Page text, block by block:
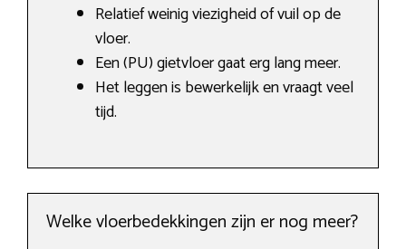
Relatief weinig viezigheid of vuil op de
vloer.
Een (PU) gietvloer gaat erg lang meer.
Het leggen is bewerkelijk en vraagt veel
tijd.
Welke vloerbedekkingen zijn er nog meer?